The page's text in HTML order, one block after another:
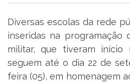
Diversas escolas da rede
inseridas na programação
militar, que tiveram
seguem até o dia 22 de
feira (05), em homenagem